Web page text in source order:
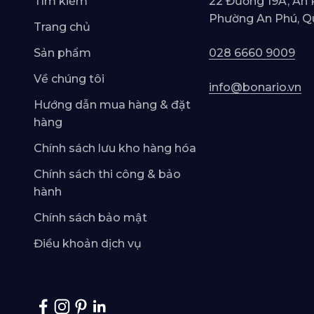
Trang chủ
Sản phẩm
Về chúng tôi
Hướng dẫn mua hàng & đặt
hàng
Chính sách lưu kho hàng hóa
Chính sách thi công & bảo
hành
Chính sách bảo mật
Điều khoản dịch vụ
Phường An Phú,
028 6660 9009
info@bonario.vn